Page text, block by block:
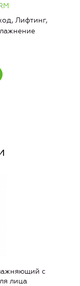
Лифтинг,
с
лица